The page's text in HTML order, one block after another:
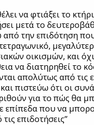
να φτιάξει το
μετά το
την επιδότηση
οικισμών, και
να διατηρηθεί το
απολύτως από τις
πιστεύω ότι οι
για το πώς θα
επίπεδα που να
επιδοτήσεις”